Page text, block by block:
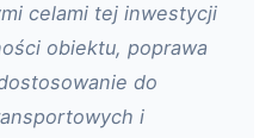
celami tej inwestycji
obiektu, poprawa
do
i